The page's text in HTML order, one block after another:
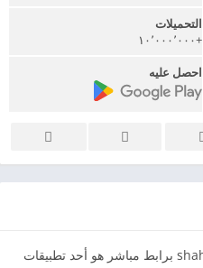
التحميلات
+١٠٬٠٠٠٬٠٠٠
احصل عليه
shahid 4u برابط مباشر هو أحد تطبيقات